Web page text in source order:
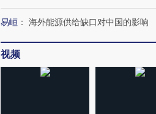
易峘 ： 海外能源供给缺口对中国的影响
视频